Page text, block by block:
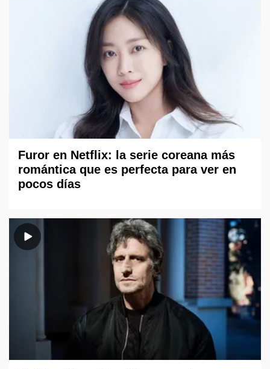
Furor en Netflix: la serie coreana más
romántica que es perfecta para ver en
pocos días